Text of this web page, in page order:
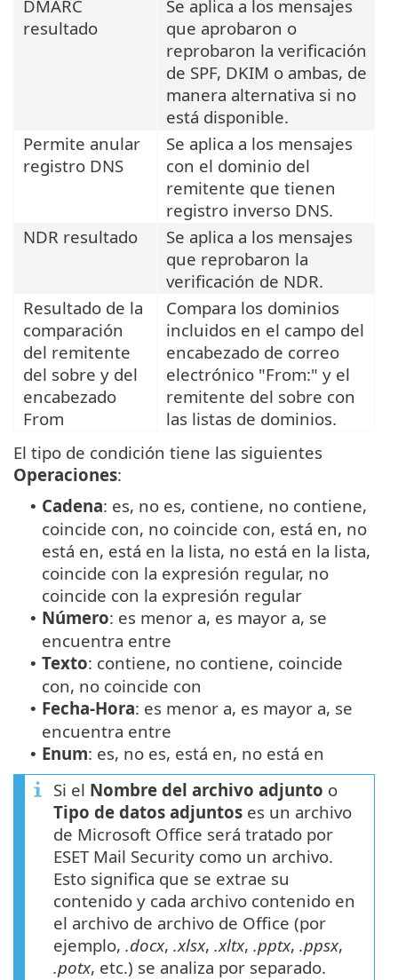
DMARC
resultado
Se aplica a los mensajes
que aprobaron o
reprobaron la verificación
de SPF, DKIM o ambas, de
manera alternativa si no
está disponible.
Permite anular
registro DNS
Se aplica a los mensajes
con el dominio del
remitente que tienen
registro inverso DNS.
NDR resultado
Se aplica a los mensajes
que reprobaron la
verificación de NDR.
Resultado de la
comparación
del remitente
del sobre y del
encabezado
From
Compara los dominios
incluidos en el campo del
encabezado de correo
electrónico "From:" y el
remitente del sobre con
las listas de dominios.
El tipo de condición tiene las siguientes
Operaciones:
• Cadena: es, no es, contiene, no contiene,
coincide con, no coincide con, está en, no
está en, está en la lista, no está en la lista,
coincide con la expresión regular, no
coincide con la expresión regular
• Número: es menor a, es mayor a, se
encuentra entre
• Texto: contiene, no contiene, coincide
con, no coincide con
• Fecha-Hora: es menor a, es mayor a, se
encuentra entre
• Enum: es, no es, está en, no está en
Si el Nombre del archivo adjunto o
Tipo de datos adjuntos es un archivo
de Microsoft Office será tratado por
ESET Mail Security como un archivo.
Esto significa que se extrae su
contenido y cada archivo contenido en
el archivo de archivo de Office (por
ejemplo, .docx, .xlsx, .xltx, .pptx, .ppsx,
.potx, etc.) se analiza por separado.